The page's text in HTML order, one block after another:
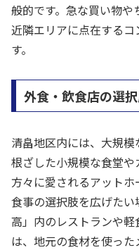
般的です。急な買い物や
近隣エリアに点在する
す。
外食・飲食店の選
清畠地区内には、大規
根ざした小規模な食堂
方々に愛されるアットホ
食事の選択肢を広げた
高」内のレストランや
は、地元の食材を使っ